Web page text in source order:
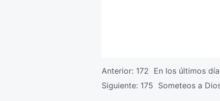
Anterior: 172 En los últimos
Siguiente: 175 Someteos a